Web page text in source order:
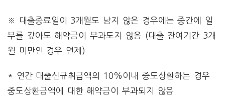
※ 대출종료일이 3개월도 남지 않은 경우에는 중간에 일
부를 갚아도 해약금이 부과도지 않음 (대출 잔여기간 3개
월 미만인 경우 면제)
* 연간 대출신규취급액의 10%이내 중도상환하는 경우
중도상환금액에 대한 해약금이 부과되지 않음